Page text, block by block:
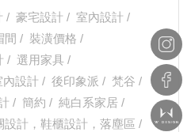
豪宅設計
室內設計
間
裝潢價格
選用家具
設計
後印象派
梵谷
簡約
純白系家居
設計，鞋櫃設計，落塵區